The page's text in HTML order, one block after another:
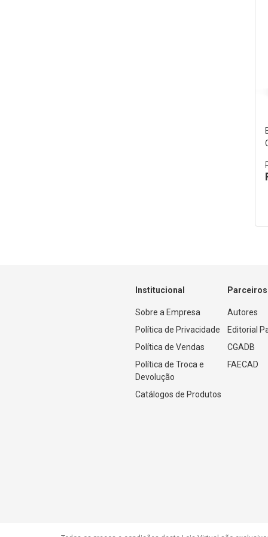
Institucional
Sobre a Empresa
Política de Privacidade
Política de Vendas
Política de Troca e
Devolução
Catálogos de Produtos
Parceiros
Autores
Editorial
CGADB
FAECAD